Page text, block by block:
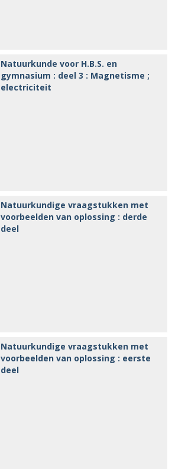
Natuurkunde voor H.B.S. en
gymnasium : deel 3 : Magnetisme ;
electriciteit
Natuurkundige vraagstukken met
voorbeelden van oplossing : derde
deel
Natuurkundige vraagstukken met
voorbeelden van oplossing : eerste
deel